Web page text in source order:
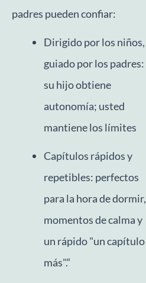
padres pueden confiar:
Dirigido por los niños,
guiado por los padres:
su hijo obtiene
autonomía; usted
mantiene los límites
Capítulos rápidos y
repetibles: perfectos
para la hora de dormir,
momentos de calma y
un rápido "un capítulo
más".“